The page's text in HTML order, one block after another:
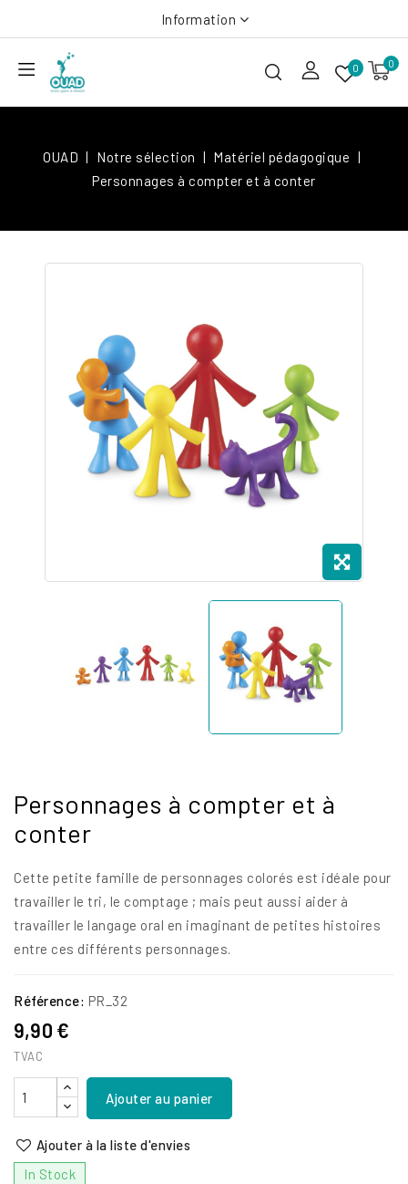
Information
0
0
OUAD Notre sélection
Matériel pédagogique
Personnages à compter et à conter
Personnages à compter et à
conter
Cette petite famille de personnages colorés est idéale pour
travailler le tri, le comptage ; mais peut aussi aider à
travailler le langage oral en imaginant de petites histoires
entre ces différents personnages.
Référence: PR_32
9,90 €
TVAC
Ajouter au panier
Ajouter à la liste d'envies
In Stock